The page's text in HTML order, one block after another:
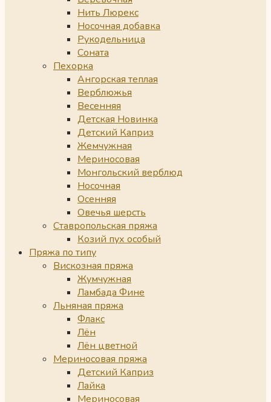
Нить Люрекс
Носочная добавка
Рукодельница
Соната
Пехорка
Ангорская теплая
Верблюжья
Весенняя
Детская Новинка
Детский Каприз
Жемчужная
Мериносовая
Монгольский верблюд
Носочная
Осенняя
Овечья шерсть
Ставропольская пряжа
Козий пух особый
Пряжа по типу
Вискозная пряжа
Жумчужная
Ламбада Фине
Льняная пряжа
Флакс
Лён
Лён цветной
Мериносовая пряжа
Детский Каприз
Лайка
Мериносовая